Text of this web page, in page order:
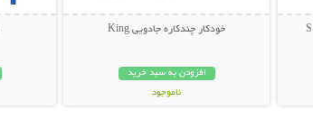
خودکار چندکاره جادویی King
افزودن به سبد خرید
ناموجود